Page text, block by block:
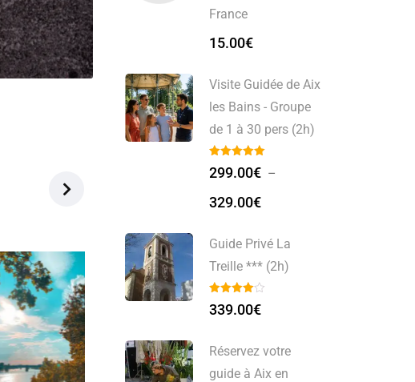
France
15.00€
Visite Guidée de Aix
les Bains - Groupe
de 1 à 30 pers (2h)
299.00€ –
329.00€
Guide Privé La
Treille *** (2h)
339.00€
Réservez votre
guide à Aix en